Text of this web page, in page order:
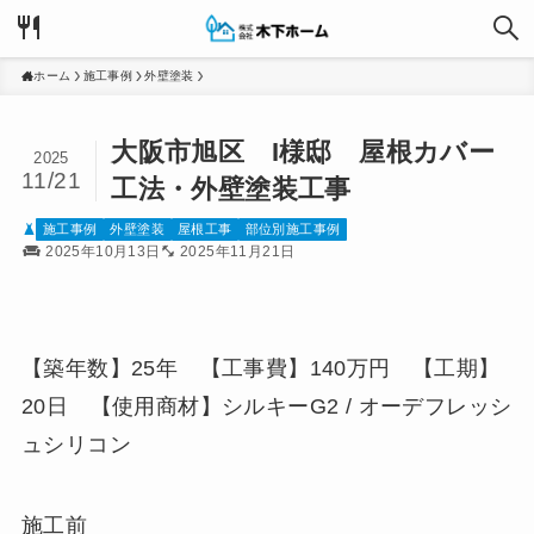
ホーム 施工事例 外壁塗装
大阪市旭区 I様邸 屋根カバー
工法・外壁塗装工事
2025
11/21
施工事例 外壁塗装 屋根工事 部位別施工事例
2025年10月13日 2025年11月21日
【築年数】25年 【工事費】140万円 【工期】
20日 【使用商材】シルキーG2 / オーデフレッシ
ュシリコン
施工前